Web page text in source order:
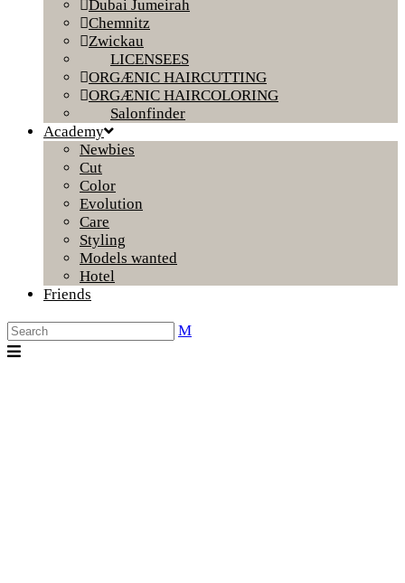
Dubai Jumeirah
Chemnitz
Zwickau
LICENSEES
ORGÆNIC HAIRCUTTING
ORGÆNIC HAIRCOLORING
Salonfinder
Academy
Newbies
Cut
Color
Evolution
Care
Styling
Models wanted
Hotel
Friends